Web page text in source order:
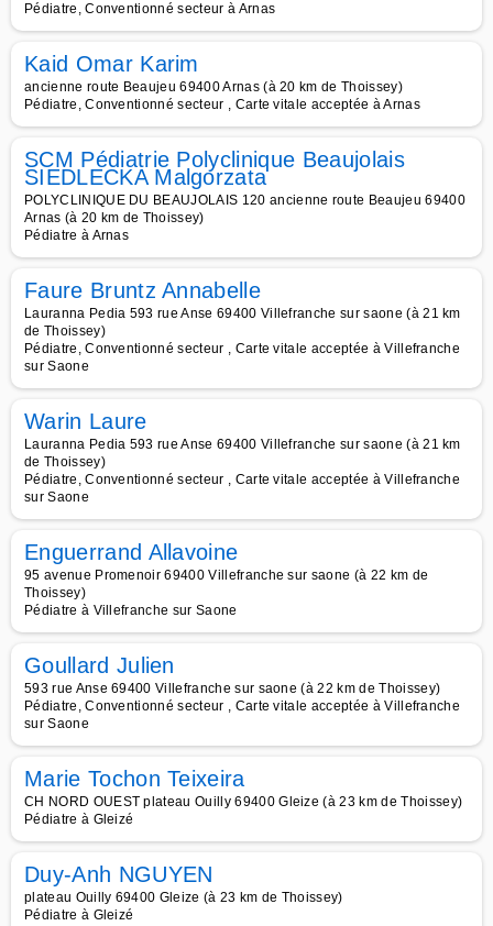
Pédiatre, Conventionné secteur à Arnas
Kaid Omar Karim
ancienne route Beaujeu 69400 Arnas (à 20 km de Thoissey)
Pédiatre, Conventionné secteur , Carte vitale acceptée à Arnas
SCM Pédiatrie Polyclinique Beaujolais
SIEDLECKA Malgorzata
POLYCLINIQUE DU BEAUJOLAIS 120 ancienne route Beaujeu 69400
Arnas (à 20 km de Thoissey)
Pédiatre à Arnas
Faure Bruntz Annabelle
Lauranna Pedia 593 rue Anse 69400 Villefranche sur saone (à 21 km
de Thoissey)
Pédiatre, Conventionné secteur , Carte vitale acceptée à Villefranche
sur Saone
Warin Laure
Lauranna Pedia 593 rue Anse 69400 Villefranche sur saone (à 21 km
de Thoissey)
Pédiatre, Conventionné secteur , Carte vitale acceptée à Villefranche
sur Saone
Enguerrand Allavoine
95 avenue Promenoir 69400 Villefranche sur saone (à 22 km de
Thoissey)
Pédiatre à Villefranche sur Saone
Goullard Julien
593 rue Anse 69400 Villefranche sur saone (à 22 km de Thoissey)
Pédiatre, Conventionné secteur , Carte vitale acceptée à Villefranche
sur Saone
Marie Tochon Teixeira
CH NORD OUEST plateau Ouilly 69400 Gleize (à 23 km de Thoissey)
Pédiatre à Gleizé
Duy-Anh NGUYEN
plateau Ouilly 69400 Gleize (à 23 km de Thoissey)
Pédiatre à Gleizé